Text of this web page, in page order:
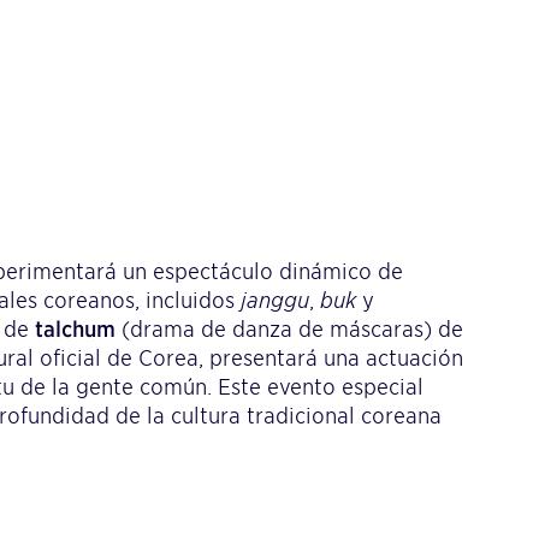
un espectáculo dinámico de
coreanos, incluidos janggu buky
talchum (drama de danza de máscaras) de
oficial de Corea, presentará una actuación
la gente común. Este evento especial
de la cultura tradicional coreana